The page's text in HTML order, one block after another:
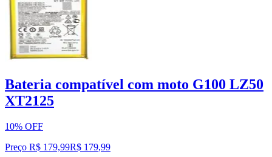
Bateria compatível com moto G100 LZ50
XT2125
10% OFF
Preço R$ 179,99R$ 179,99